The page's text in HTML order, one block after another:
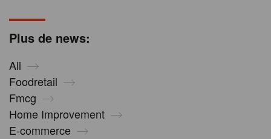
Plus de news:
All
Foodretail
Fmcg
Home Improvement
E-commerce